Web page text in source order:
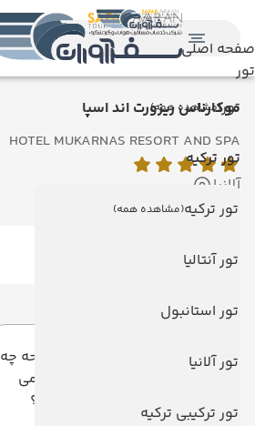
صفحه اصلی
تور
تور(مشاهده همه)
تور ترکیه
تور ترکیه(مشاهده همه)
تور آنتالیا
تور استانبول
تور آلانیا
تور ترکیبی ترکیه
موکارناس ریزورت اند اسپا
HOTEL MUKARNAS RESORT AND SPA
آلانیا
به این صفحه چه
امتیازی می
دهید؟